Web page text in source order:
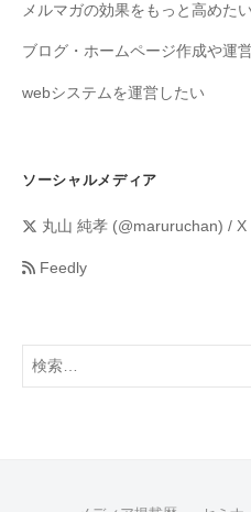
メルマガの効果をもっと高めたい
ブログ・ホームページ作成や運
webシステムを運営したい
ソーシャルメディア
丸山 純孝 (@maruruchan) / X
Feedly